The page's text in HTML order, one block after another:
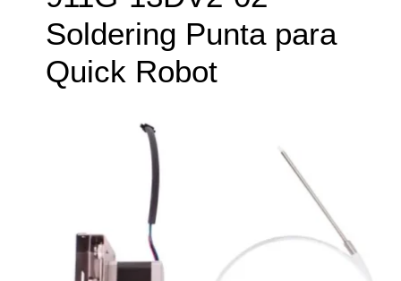
Soldering Punta para
Quick Robot